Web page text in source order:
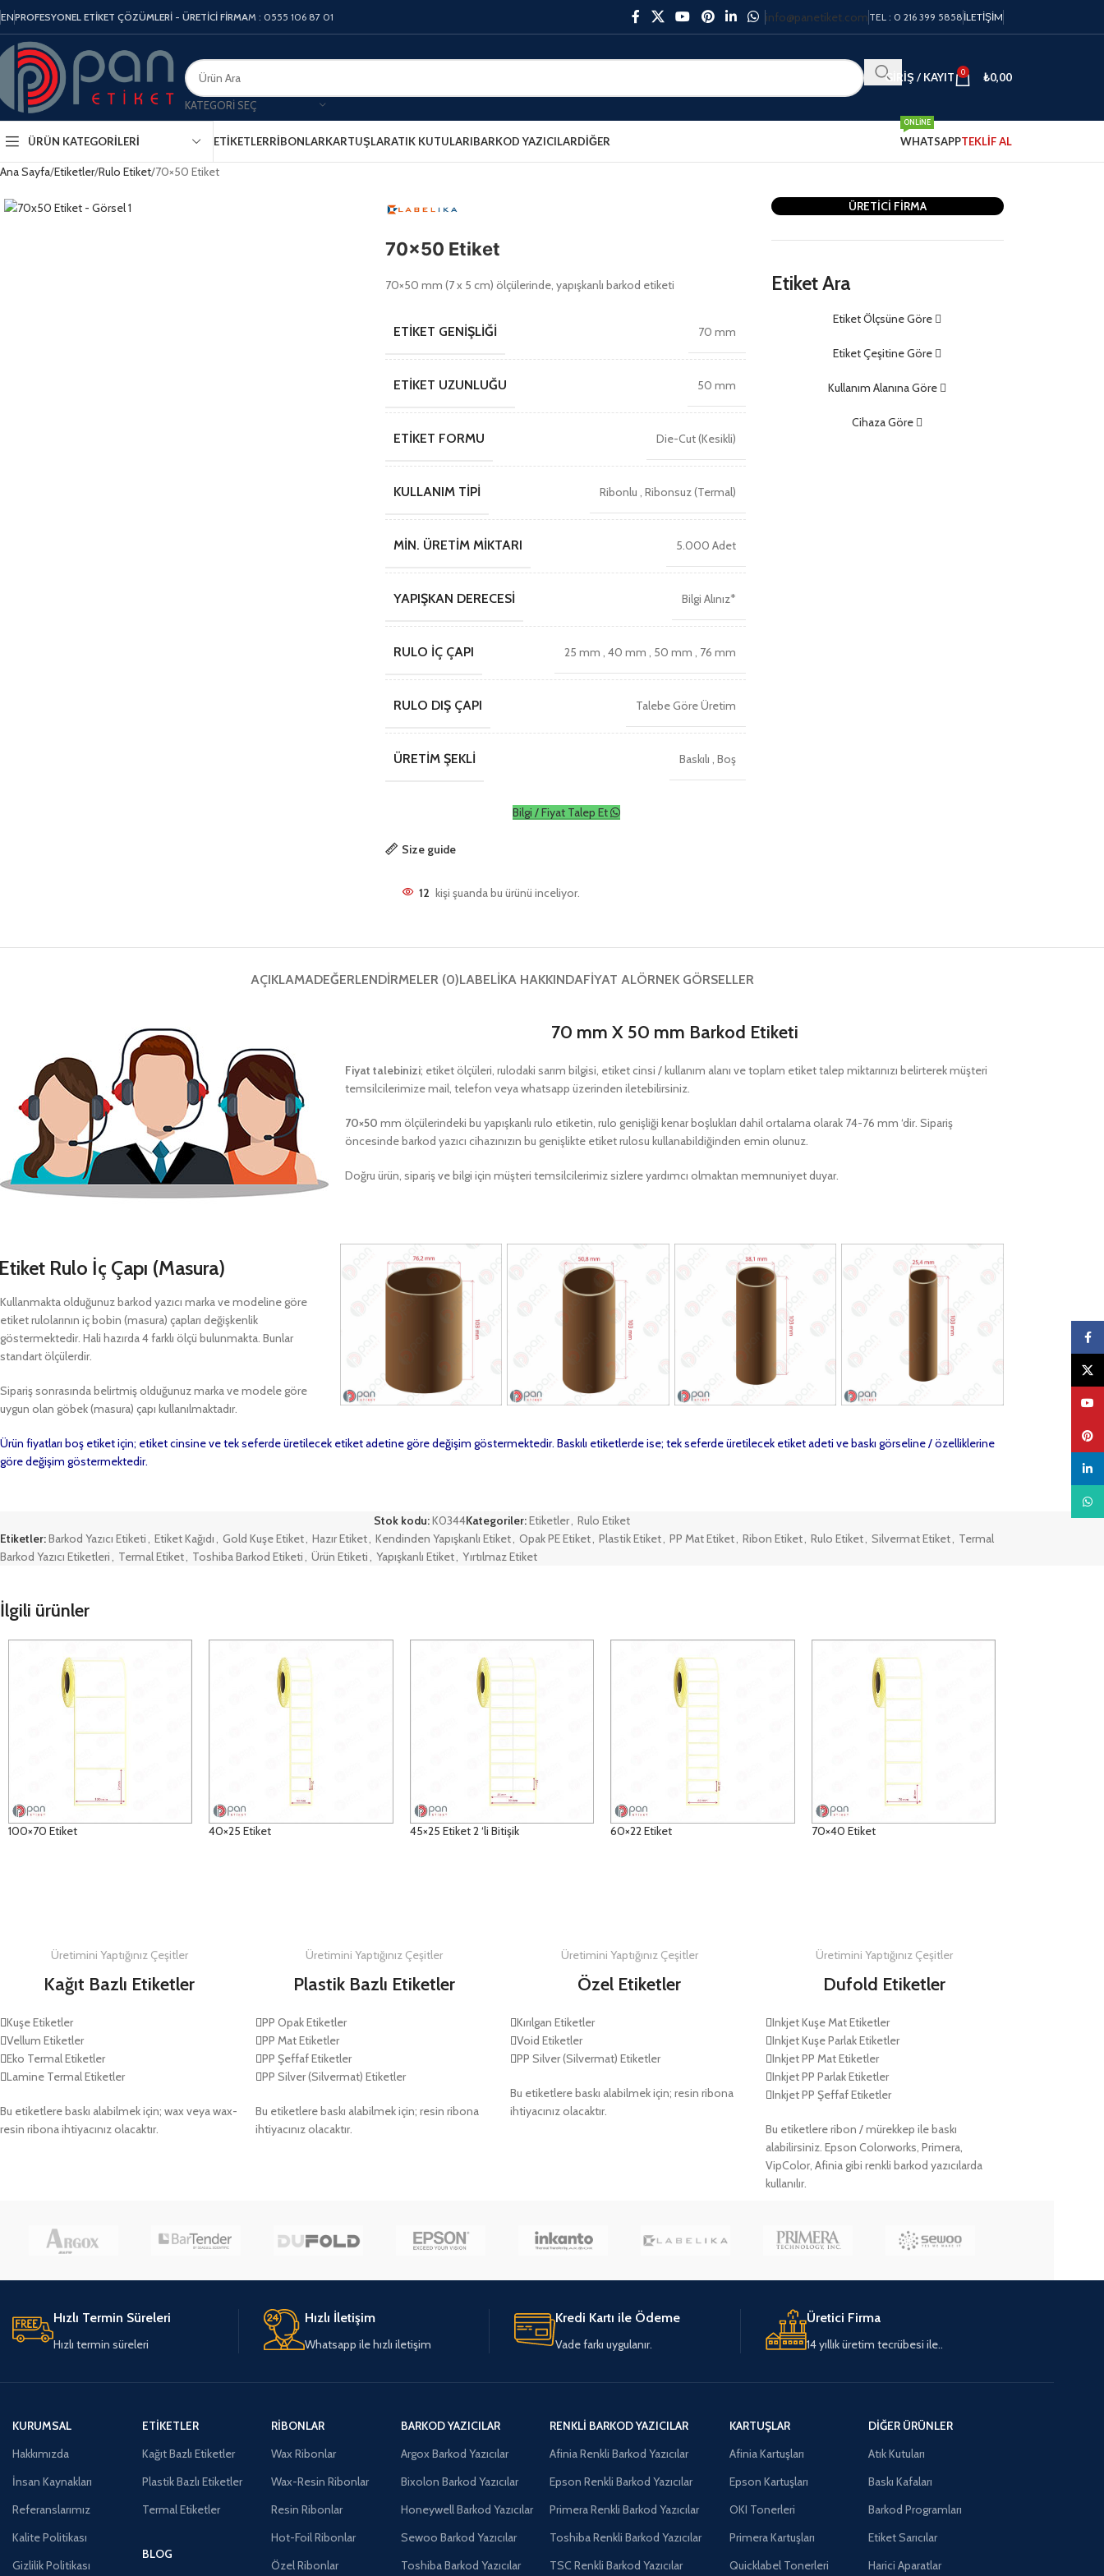
ENPROFESYONEL ETİKET ÇÖZÜMLERİ - ÜRETİCİ FİRMAM : 0555 106 87 01 info@panetiket.com TEL : 0 216 399 5858 İLETIŞIM
KATEGORI SEÇ
GIRIŞ / KAYIT 0 ₺0,00
ÜRÜN KATEGORILERI ETIKETLERRIBONLARKARTUŞLARATIK KUTULARIBARKOD YAZICILARDIĞER WHATSAPP
ONLINE
TEKLİF AL
Ana Sayfa Etiketler Rulo Etiket 70×50 Etiket
70×50 Etiket
70×50 mm (7 x 5 cm) ölçülerinde, yapışkanlı barkod etiketi
ETIKET GENIŞLIĞI 70 mm
ETIKET UZUNLUĞU 50 mm
ETIKET FORMU Die-Cut (Kesikli)
KULLANIM TIPI Ribonlu ,Ribonsuz (Termal)
MIN. ÜRETIM MIKTARI 5.000 Adet
YAPIŞKAN DERECESI Bilgi Alınız*
RULO İÇ ÇAPI 25 mm ,40 mm , 50 mm , 76 mm
RULO DIŞ ÇAPI Talebe Göre Üretim
ÜRETIM ŞEKLI Baskılı ,Boş
Bilgi / Fiyat Talep Et
Size guide
12 kişi şuanda bu ürünü inceliyor.
ÜRETİCİ FİRMA
Etiket Ara
Etiket Ölçsüne Göre
Etiket Çeşitine Göre
Kullanım Alanına Göre
Cihaza Göre
AÇIKLAMADEĞERLENDIRMELER (0)LABELIKA HAKKINDAFIYAT ALÖRNEK GÖRSELLER
70 mm X 50 mm Barkod Etiketi
Fiyat talebinizi; etiket ölçüleri, rulodaki sarım bilgisi, etiket cinsi / kullanım alanı ve toplam etiket talep miktarınızı belirterek müşteri
temsilcilerimize mail, telefon veya whatsapp üzerinden iletebilirsiniz.
70×50 mm ölçülerindeki bu yapışkanlı rulo etiketin, rulo genişliği kenar boşlukları dahil ortalama olarak 74-76 mm ‘dir. Sipariş
öncesinde barkod yazıcı cihazınızın bu genişlikte etiket rulosu kullanabildiğinden emin olunuz.
Doğru ürün, sipariş ve bilgi için müşteri temsilcilerimiz sizlere yardımcı olmaktan memnuniyet duyar.
Rulo İç Çapı (Masura)
Kullanmakta olduğunuz barkod yazıcı marka ve modeline göre
etiket rulolarının iç bobin (masura) çapları değişkenlik
göstermektedir. Hali hazırda 4 farklı ölçü bulunmakta. Bunlar
standart ölçülerdir.
Sipariş sonrasında belirtmiş olduğunuz marka ve modele göre
uygun olan göbek (masura) çapı kullanılmaktadır.
Ürün fiyatları boş etiket için; etiket cinsine ve tek seferde üretilecek etiket adetine göre değişim göstermektedir. Baskılı etiketlerde ise; tek seferde üretilecek etiket adeti ve baskı görseline / özelliklerine
göre değişim göstermektedir.
Stok kodu:K0344Kategoriler:Etiketler, Rulo Etiket
Etiketler:Barkod Yazıcı Etiketi, Etiket Kağıdı, Gold Kuşe Etiket, Hazır Etiket, Kendinden Yapışkanlı Etiket, Opak PE Etiket, Plastik Etiket, PP Mat Etiket, Ribon Etiket, Rulo Etiket, Silvermat Etiket, Termal
Barkod Yazıcı Etiketleri, Termal Etiket, Toshiba Barkod Etiketi, Ürün Etiketi, Yapışkanlı Etiket, Yırtılmaz Etiket
İlgili ürünler
100×70 Etiket 40×25 Etiket 45×25 Etiket 2 ‘li Bitişik 60×22 Etiket 70×40 Etiket
Üretimini Yaptığınız Çeşitler
Kağıt Bazlı Etiketler
Kuşe Etiketler
Vellum Etiketler
Eko Termal Etiketler
Lamine Termal Etiketler
Bu etiketlere baskı alabilmek için; wax veya wax-
resin ribona ihtiyacınız olacaktır.
Üretimini Yaptığınız Çeşitler
Plastik Bazlı Etiketler
PP Opak Etiketler
PP Mat Etiketler
PP Şeffaf Etiketler
PP Silver (Silvermat) Etiketler
Bu etiketlere baskı alabilmek için; resin ribona
ihtiyacınız olacaktır.
Üretimini Yaptığınız Çeşitler
Özel Etiketler
Kırılgan Etiketler
Void Etiketler
PP Silver (Silvermat) Etiketler
Bu etiketlere baskı alabilmek için; resin ribona
ihtiyacınız olacaktır.
Üretimini Yaptığınız Çeşitler
Dufold Etiketler
Inkjet Kuşe Mat Etiketler
Inkjet Kuşe Parlak Etiketler
Inkjet PP Mat Etiketler
Inkjet PP Parlak Etiketler
Inkjet PP Şeffaf Etiketler
Bu etiketlere ribon / mürekkep ile baskı
alabilirsiniz. Epson Colorworks, Primera,
VipColor, Afinia gibi renkli barkod yazıcılarda
kullanılır.
Hızlı Termin Süreleri
Hızlı termin süreleri
Hızlı İletişim
Whatsapp ile hızlı iletişim
Kredi Kartı ile Ödeme
Vade farkı uygulanır.
Üretici Firma
14 yıllık üretim tecrübesi ile..
KURUMSAL
Hakkımızda
İnsan Kaynakları
Referanslarımız
Kalite Politikası
Gizlilik Politikası
ETIKETLER
Kağıt Bazlı Etiketler
Plastik Bazlı Etiketler
Termal Etiketler
BLOG
RIBONLAR
Wax Ribonlar
Wax-Resin Ribonlar
Resin Ribonlar
Hot-Foil Ribonlar
Özel Ribonlar
BARKOD YAZICILAR
Argox Barkod Yazıcılar
Bixolon Barkod Yazıcılar
Honeywell Barkod Yazıcılar
Sewoo Barkod Yazıcılar
Toshiba Barkod Yazıcılar
RENKLI BARKOD YAZICILAR
Afinia Renkli Barkod Yazıcılar
Epson Renkli Barkod Yazıcılar
Primera Renkli Barkod Yazıcılar
Toshiba Renkli Barkod Yazıcılar
TSC Renkli Barkod Yazıcılar
KARTUŞLAR
Afinia Kartuşları
Epson Kartuşları
OKI Tonerleri
Primera Kartuşları
Quicklabel Tonerleri
DIĞER ÜRÜNLER
Atık Kutuları
Baskı Kafaları
Barkod Programları
Etiket Sarıcılar
Harici Aparatlar